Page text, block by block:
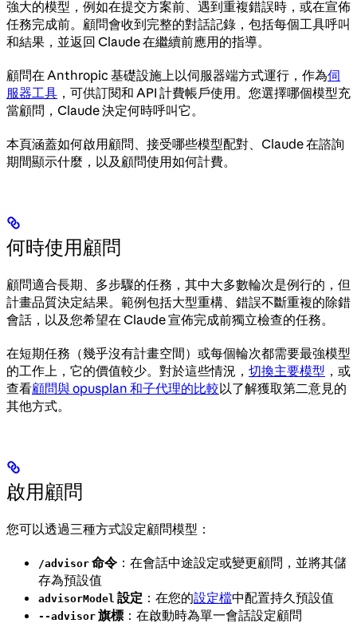
強大的模型，例如在提交方案前、遇到重複錯誤時，或在宣佈
任務完成前。顧問會收到完整的對話記錄，包括每個工具呼叫
和結果，並返回 Claude 在繼續前應用的指導。
顧問在 Anthropic 基礎設施上以伺服器端方式運行，作為伺
服器工具 ，可供訂閱和 API 計費帳戶使用。您選擇哪個模型充
當顧問，Claude 決定何時呼叫它。
本頁涵蓋如何啟用顧問、接受哪些模型配對、Claude 在諮詢
期間顯示什麼，以及顧問使用如何計費。
何時使用顧問
顧問適合長期、多步驟的任務，其中大多數輪次是例行的，但
計畫品質決定結果。範例包括大型重構、錯誤不斷重複的除錯
會話，以及您希望在 Claude 宣佈完成前獨立檢查的任務。
在短期任務（幾乎沒有計畫空間）或每個輪次都需要最強模型
的工作上，它的價值較少。對於這些情況， 切換主要模型 ，或
查看顧問與 opusplan 和子代理的比較以了解獲取第二意見的
其他方式。
啟用顧問
您可以透過三種方式設定顧問模型：
/advisor 命令 ：在會話中途設定或變更顧問，並將其儲
存為預設值
advisorModel 設定 ：在您的設定檔中配置持久預設值
--advisor 旗標 ：在啟動時為單一會話設定顧問